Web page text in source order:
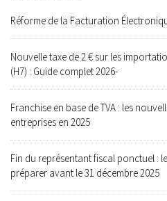
Réforme de la Facturation
Nouvelle taxe de 2 € sur les
(H7) : Guide complet 2026-
Franchise en base de TVA : les
entreprises en 2025
Fin du représentant fiscal ponctuel :
préparer avant le 31 décembre 2025